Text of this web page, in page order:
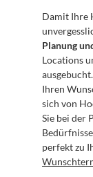
Damit Ihre
Planung
Locations
Ihren
sich von
Sie bei der
perfekt zu